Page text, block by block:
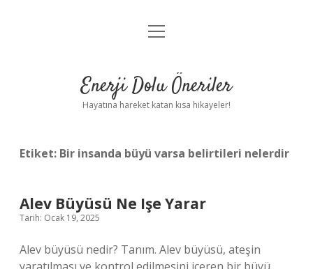
Anasayfa
Yasal Uyarı
menüyü
Enerji Dolu Öneriler
Hayatına hareket katan kısa hikayeler!
Etiket: Bir insanda büyü varsa belirtileri nelerdir
Alev Büyüsü Ne Işe Yarar
Tarih: Ocak 19, 2025
Alev büyüsü nedir? Tanım. Alev büyüsü, ateşin